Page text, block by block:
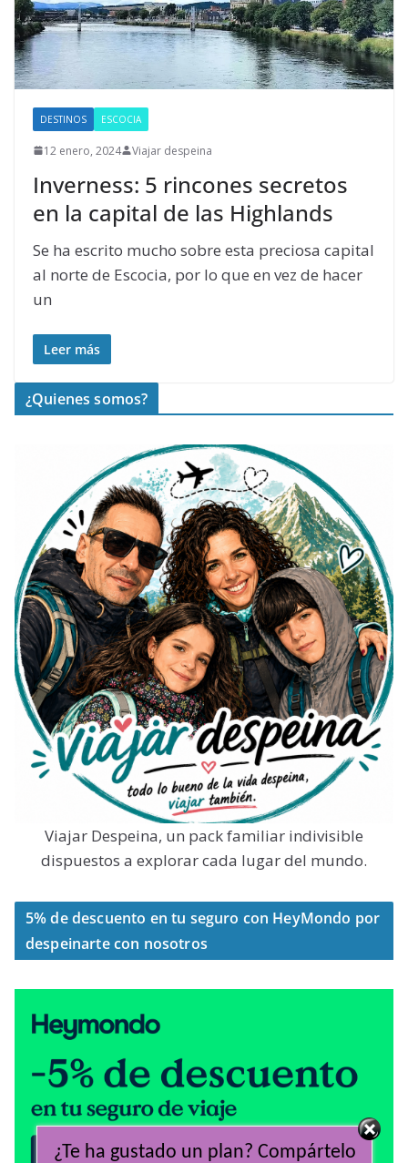
DESTINOS ESCOCIA
12 enero, 2024 Viajar despeina
Inverness: 5 rincones secretos
en la capital de las Highlands
Se ha escrito mucho sobre esta preciosa capital
al norte de Escocia, por lo que en vez de hacer
un
Leer más
¿Quienes somos?
Viajar Despeina, un pack familiar indivisible
dispuestos a explorar cada lugar del mundo.
5% de descuento en tu seguro con HeyMondo por
despeinarte con nosotros
¿Te ha gustado un plan? Compártelo